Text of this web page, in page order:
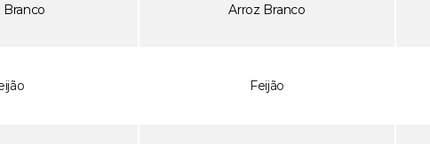
Branco Arroz Branco
Feijão